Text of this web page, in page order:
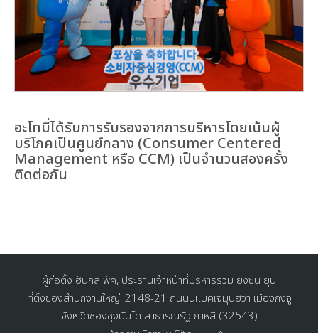
อะโทมี่ได้รับการรับรองจากการบริหารโดยเน้นผู้
บริโภคเป็นศูนย์กลาง (Consumer Centered
Management หรือ CCM) เป็นจำนวนสองครั้ง
ติดต่อกัน
ผู้ก่อตั้ง ฮันกิล พัค, ประธานเจ้าหน้าที่บริหารร่วม ยงซุน ยุน
ที่ตั้งของสำนักงานใหญ่: 2148-21 ถนนนเเบคเจมุนฮวา เมืองกงจู
จังหวัดชองชุงนัมโด สาธารณรัฐเกาหลี (32543)